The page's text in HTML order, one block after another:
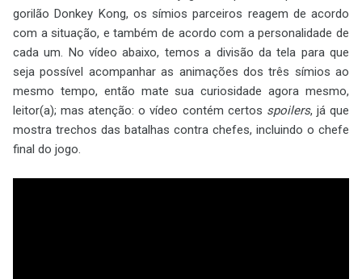
gorilão Donkey Kong, os símios parceiros reagem de acordo
com a situação, e também de acordo com a personalidade de
cada um. No vídeo abaixo, temos a divisão da tela para que
seja possível acompanhar as animações dos três símios ao
mesmo tempo, então mate sua curiosidade agora mesmo,
leitor(a); mas atenção: o vídeo contém certos spoilers, já que
mostra trechos das batalhas contra chefes, incluindo o chefe
final do jogo.